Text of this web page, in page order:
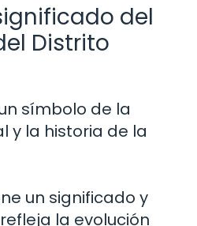
del
Distrito
símbolo de la
y la historia de la
un significado y
la evolución